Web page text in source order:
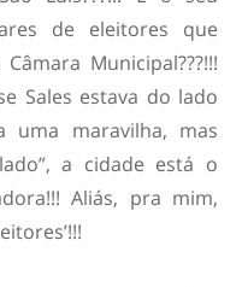
de eleitores que
Municipal???!!!
Sales estava do lado
uma maravilha, mas
a cidade está o
Aliás, pra mim,